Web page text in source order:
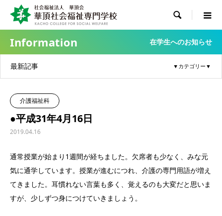

Information 在学生へのお知らせ
最新記事
介護福祉科
●平成31年4月16日
2019.04.16
通常授業が始まり1週間が経ちました。欠席者も少なく、みな元
気に通学しています。授業が進むにつれ、介護の専門用語が増え
てきました。耳慣れない言葉も多く、覚えるのも大変だと思いま
すが、少しずつ身につけていきましょう。